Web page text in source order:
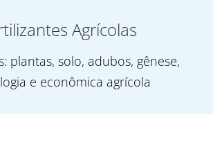
Agrícolas
plantas, solo, adubos, gênese,
e econômica agrícola